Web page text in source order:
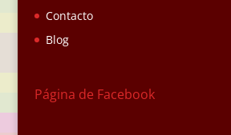
Contacto
Blog
Página de Facebook